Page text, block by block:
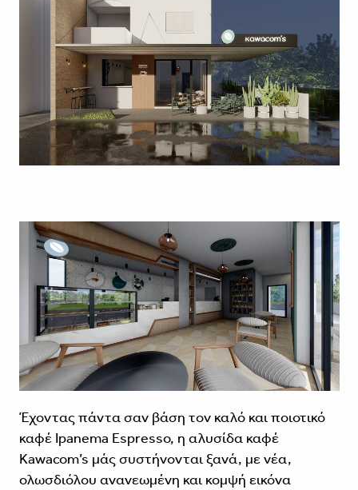
Έχοντας πάντα σαν βάση τον καλό και ποιοτικό
καφέ Ipanema Espresso, η αλυσίδα καφέ
Kawacom’s μάς συστήνονται ξανά, με νέα,
ολωσδιόλου ανανεωμένη και κομψή εικόνα